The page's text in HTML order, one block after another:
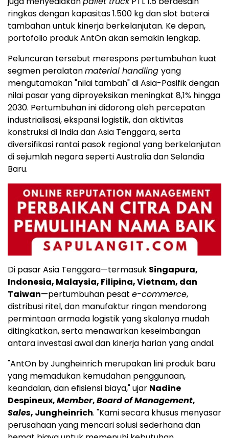
ringkas dengan kapasitas 1.500 kg dan slot baterai
tambahan untuk kinerja berkelanjutan. Ke depan,
portofolio produk AntOn akan semakin lengkap.
Peluncuran tersebut merespons pertumbuhan kuat
segmen peralatanmaterial handling yang
mengutamakan "nilai tambah" di Asia-Pasifik dengan
nilai pasar yang diproyeksikan meningkat 8,1% hingga
2030. Pertumbuhan ini didorong oleh percepatan
industrialisasi, ekspansi logistik, dan aktivitas
konstruksi di India dan Asia Tenggara, serta
diversifikasi rantai pasok regional yang berkelanjutan
di sejumlah negara seperti Australia dan Selandia
Baru.
Di pasar Asia Tenggara—termasuk Singapura,
Indonesia, Malaysia, Filipina, Vietnam, dan
Taiwan—pertumbuhan pesat e-commerce,
distribusi ritel, dan manufaktur ringan mendorong
permintaan armada logistik yang skalanya mudah
ditingkatkan, serta menawarkan keseimbangan
antara investasi awal dan kinerja harian yang andal.
"AntOn by Jungheinrich merupakan lini produk baru
yang memadukan kemudahan penggunaan,
keandalan, dan efisiensi biaya," ujar Nadine
Despineux,Member,Board of Management,
Sales, Jungheinrich. "Kami secara khusus menyasar
perusahaan yang mencari solusi sederhana dan